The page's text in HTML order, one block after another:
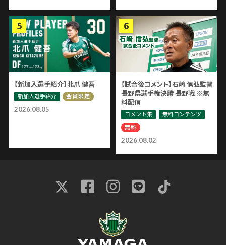
2026.08.05
【新加入選手紹介】北爪 健吾
新加入選手紹介 会員限定
2026.08.02
【試合後コメント】石﨑 信弘監督
長野県選手権決勝 長野戦 ※無
料配信
コメント集
無料コンテンツ
無料